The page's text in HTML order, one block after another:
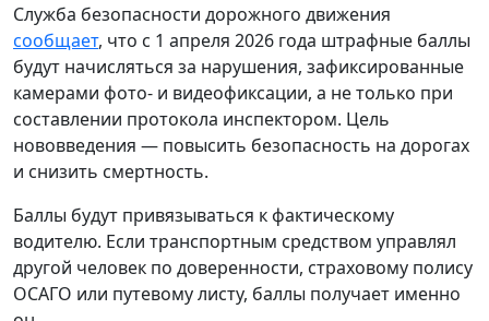
Служба безопасности дорожного движения
сообщает, что с 1 апреля 2026 года штрафные баллы
будут начисляться за нарушения, зафиксированные
камерами фото- и видеофиксации, а не только при
составлении протокола инспектором. Цель
нововведения — повысить безопасность на дорогах
и снизить смертность.
Баллы будут привязываться к фактическому
водителю. Если транспортным средством управлял
другой человек по доверенности, страховому полису
ОСАГО или путевому листу, баллы получает именно